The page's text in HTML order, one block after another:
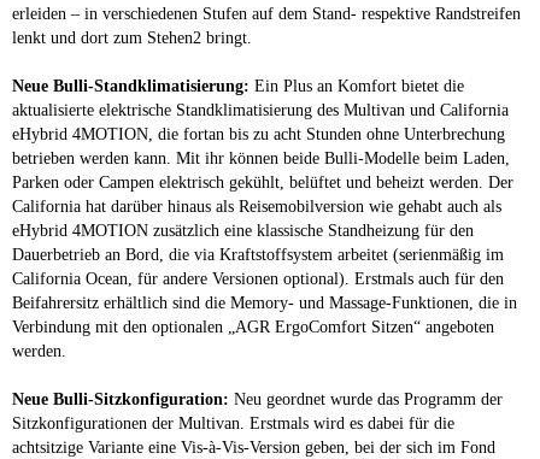
erleiden – in verschiedenen Stufen auf dem Stand- respektive Randstreifen
lenkt und dort zum Stehen2 bringt.
Neue Bulli-Standklimatisierung: Ein Plus an Komfort bietet die
aktualisierte elektrische Standklimatisierung des Multivan und California
eHybrid 4MOTION, die fortan bis zu acht Stunden ohne Unterbrechung
betrieben werden kann. Mit ihr können beide Bulli-Modelle beim Laden,
Parken oder Campen elektrisch gekühlt, belüftet und beheizt werden. Der
California hat darüber hinaus als Reisemobilversion wie gehabt auch als
eHybrid 4MOTION zusätzlich eine klassische Standheizung für den
Dauerbetrieb an Bord, die via Kraftstoffsystem arbeitet (serienmäßig im
California Ocean, für andere Versionen optional). Erstmals auch für den
Beifahrersitz erhältlich sind die Memory- und Massage-Funktionen, die in
Verbindung mit den optionalen „AGR ErgoComfort Sitzen“ angeboten
werden.
Neue Bulli-Sitzkonfiguration: Neu geordnet wurde das Programm der
Sitzkonfigurationen der Multivan. Erstmals wird es dabei für die
achtsitzige Variante eine Vis-à-Vis-Version geben, bei der sich im Fond